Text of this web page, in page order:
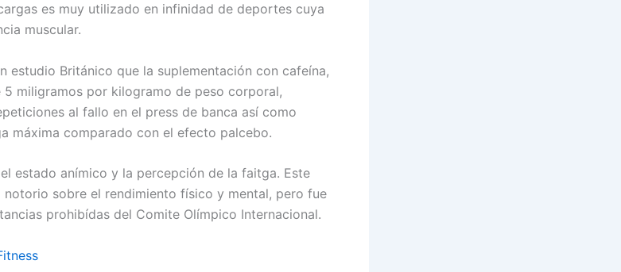
es muy utilizado en infinidad de deportes cuya
muscular.
estudio Británico que la suplementación con cafeína,
miligramos por kilogramo de peso corporal,
al fallo en el press de banca así como
máxima comparado con el efecto palcebo.
estado anímico y la percepción de la faitga. Este
sobre el rendimiento físico y mental, pero fue
prohibídas del Comite Olímpico Internacional.